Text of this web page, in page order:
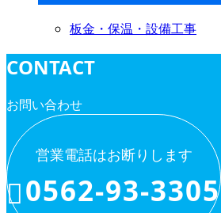
板金・保温・設備工事
CONTACT
お問い合わせ
営業電話はお断りします
0562-93-3305